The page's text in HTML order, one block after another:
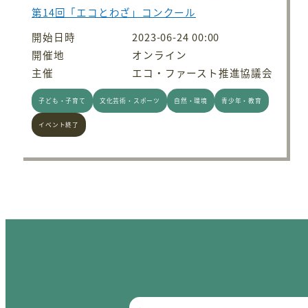
第14回「エコとわざ」コンクール
開始日時
2023-06-24 00:00
開催地
オンライン
主催
エコ・ファースト推進協議会
子ども・子育て 文化芸術・スポーツ 自然・環境 青少年・教育
イベント終了